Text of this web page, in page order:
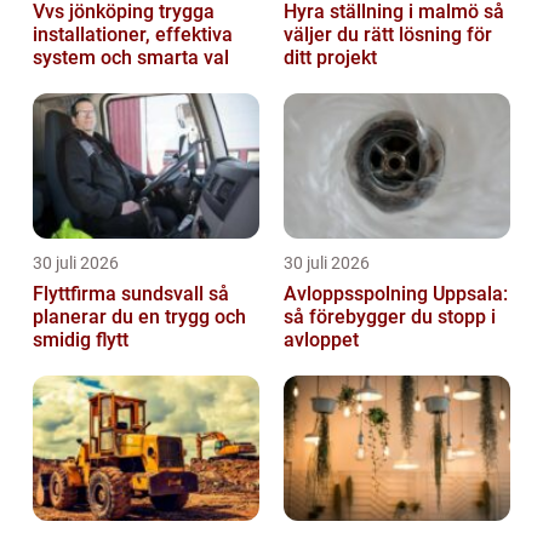
Vvs jönköping trygga
installationer, effektiva
system och smarta val
Hyra ställning i malmö så
väljer du rätt lösning för
ditt projekt
30 juli 2026
Flyttfirma sundsvall så
planerar du en trygg och
smidig flytt
30 juli 2026
Avloppsspolning Uppsala:
så förebygger du stopp i
avloppet